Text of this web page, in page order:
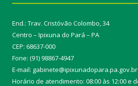
End.: Trav. Cristóvão Colombo, 34
Centro – Ipixuna do Pará – PA
CEP: 68637-000
Fone: (91) 98867-4947
E-mail: gabinete@ipixunadopara.pa.gov.br
Horário de atendimento: 08:00 às 12:00 e